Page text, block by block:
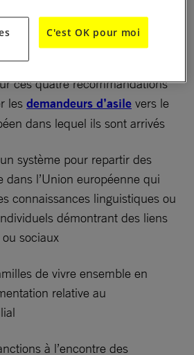
conseil européen cette semaine,
de responsabilité pour
d’asile. Ce mécanisme
ces quatre recommandations
les demandeurs d’asile vers le
dans lequel ils sont arrivés
système pour repartir des
dans l’Union européenne qui
connaissances linguistiques ou
démontrant des liens
sociaux
de vivre ensemble en
relative au
à l’encontre des
C'est OK pour moi